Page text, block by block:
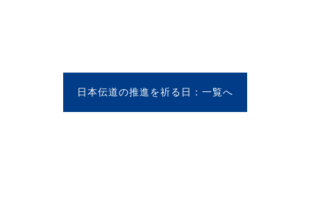
日本伝道の推進を祈る日